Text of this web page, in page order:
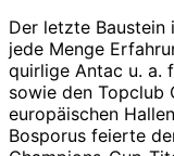
Der letzte Baustein
jede Menge
quirlige Antac u. a.
sowie den Topclub
europäischen
Bosporus feierte